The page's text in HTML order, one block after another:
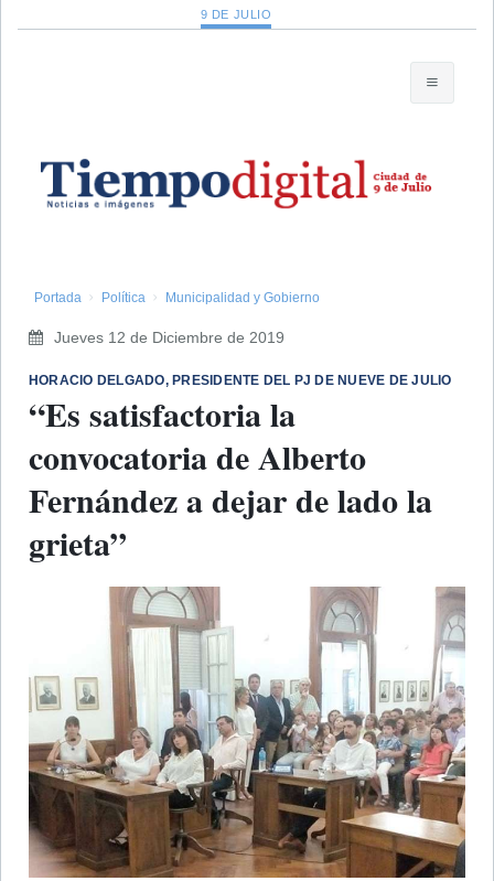
9 DE JULIO
Portada Política Municipalidad y Gobierno
Jueves 12 de Diciembre de 2019
HORACIO DELGADO, PRESIDENTE DEL PJ DE NUEVE DE JULIO
“Es satisfactoria la
convocatoria de Alberto
Fernández a dejar de lado la
grieta”